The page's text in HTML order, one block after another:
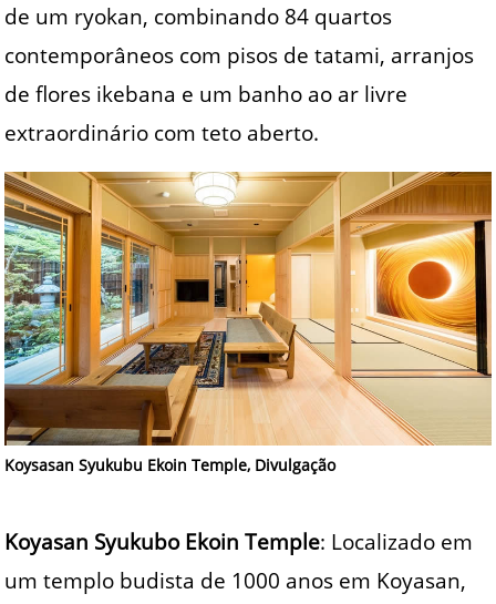
de um ryokan, combinando 84 quartos
contemporâneos com pisos de tatami, arranjos
de flores ikebana e um banho ao ar livre
extraordinário com teto aberto.
Koysasan Syukubu Ekoin Temple, Divulgação
Koyasan Syukubo Ekoin Temple: Localizado em
um templo budista de 1000 anos em Koyasan,